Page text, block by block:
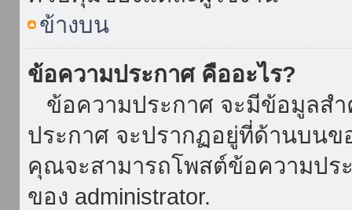
ข้างบน
ข้อความประกาศ คืออะไร?
ข้อความประกาศ จะมีข้อมูลส
ประกาศ จะปรากฏอยู่ที่ด้านบนข
คุณจะสามารถโพสต์ข้อความป
ของ administrator.